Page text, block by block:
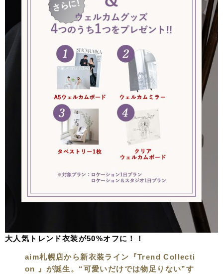
大人気トレンド衣装が50%オフに！！
aim札幌店から新衣装ライン『Trend Collecti
on 』が誕生。“可愛いだけでは物足りない”す